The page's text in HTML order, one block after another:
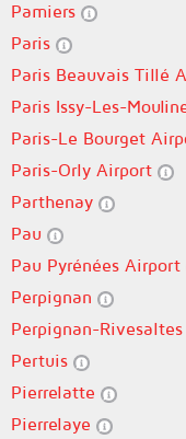
Pamiers
Paris
Paris Beauvais Tillé
Paris Issy-Les-
Paris-Le Bourget
Paris-Orly Airport
Parthenay
Pau
Pau Pyrénées Airport
Perpignan
Perpignan-
Pertuis
Pierrelatte
Pierrelaye